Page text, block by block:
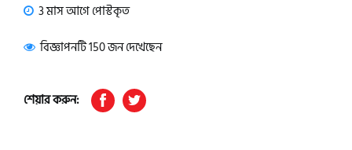
3 মাস আগে পোস্টকৃত
বিজ্ঞাপনটি 150 জন দেখেছেন
শেয়ার করুন: